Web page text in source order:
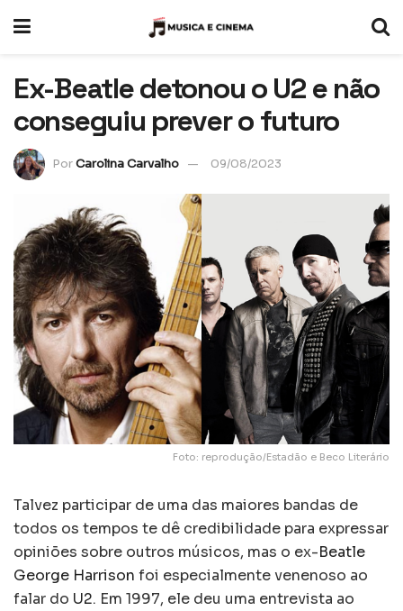
Ex-Beatle detonou o U2 e não
conseguiu prever o futuro
PorCarolina Carvalho 09/08/2023
Foto: reprodução/Estadão e Beco Literário
Talvez participar de uma das maiores bandas de
todos os tempos te dê credibilidade para expressar
opiniões sobre outros músicos, mas o ex-Beatle
George Harrison foi especialmente venenoso ao
falar do U2. Em 1997, ele deu uma entrevista ao